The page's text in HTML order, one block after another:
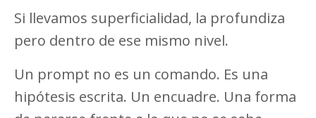
Si llevamos superficialidad, la profundiza
pero dentro de ese mismo nivel.
Un prompt no es un comando. Es una
hipótesis escrita. Un encuadre. Una forma